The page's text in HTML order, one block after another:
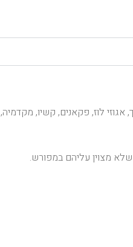
אגוזי לוז, פקאנים, קשיו, מקדמיה,
מצוין עליהם במפורש.